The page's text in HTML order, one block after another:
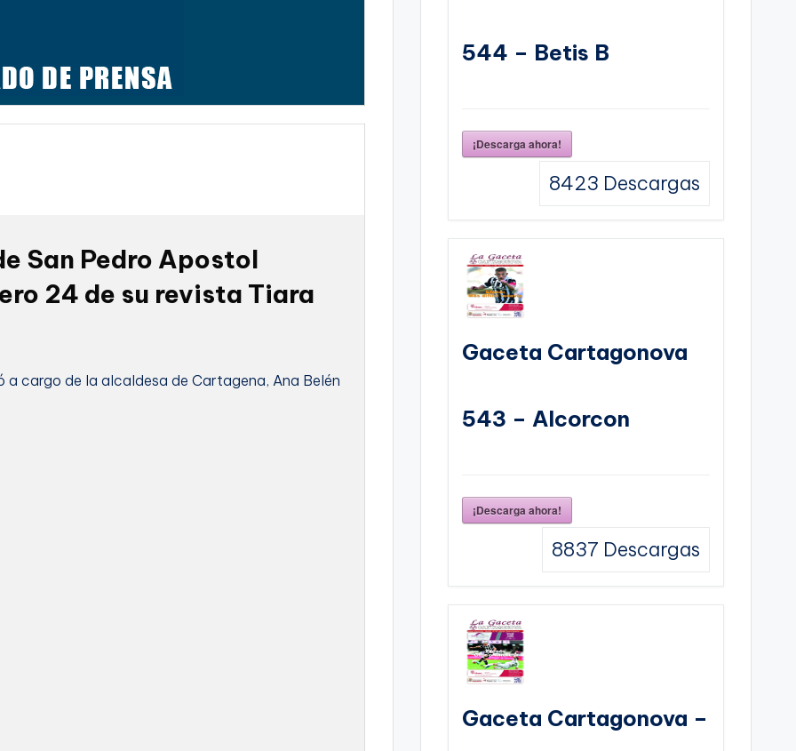
San Pedro Apostol
24 de su revista Tiara
cargo de la alcaldesa de Cartagena, Ana Belén
544 – Betis B
¡Descarga ahora!
8423 Descargas
Gaceta Cartagonova
543 – Alcorcon
¡Descarga ahora!
8837 Descargas
Gaceta Cartagonova –